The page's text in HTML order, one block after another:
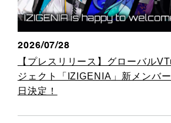
2026/07/28
【プレスリリース】グローバル
ジェクト「IZIGENIA」新メンバ
日決定！